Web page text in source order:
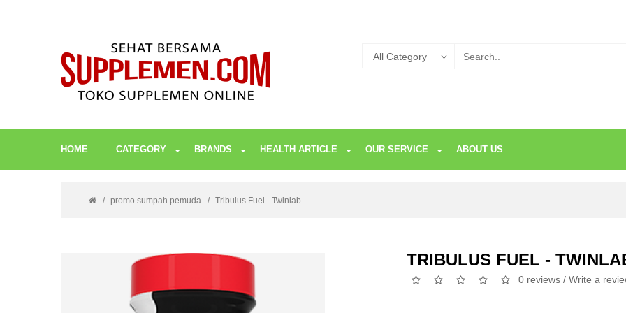
HOME CATEGORY BRANDS HEALTH ARTICLE OUR SERVICE ABOUT US
promo sumpah pemuda Tribulus Fuel - Twinlab
TRIBULUS FUEL -
0 reviews/ Write a